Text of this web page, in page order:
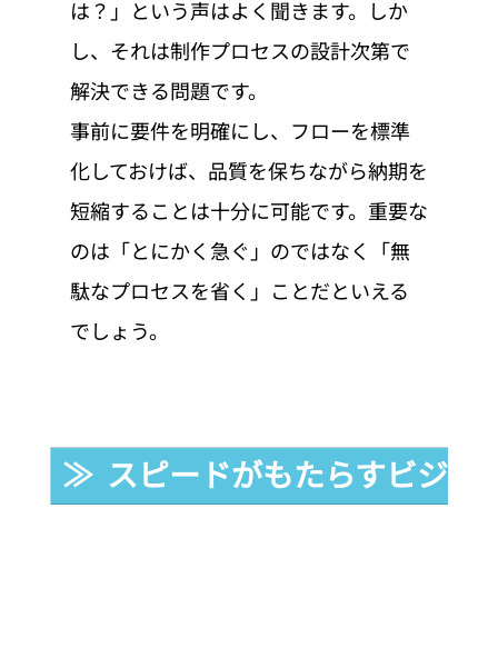
は？」という声はよく聞きます。しか
し、それは制作プロセスの設計次第で
解決できる問題です。
事前に要件を明確にし、フローを標準
化しておけば、品質を保ちながら納期を
短縮することは十分に可能です。重要な
のは「とにかく急ぐ」のではなく「無
駄なプロセスを省く」ことだといえる
でしょう。
≫  スピードがもたらすビジネ